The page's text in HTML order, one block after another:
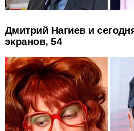
Дмитрий Нагиев и
экранов, 54